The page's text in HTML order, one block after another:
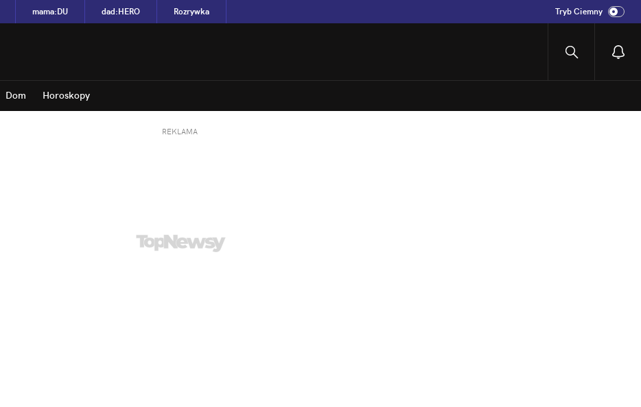
mama:DU dad:HERO Rozrywka Tryb Ciemny
Dom Horoskopy
REKLAMA